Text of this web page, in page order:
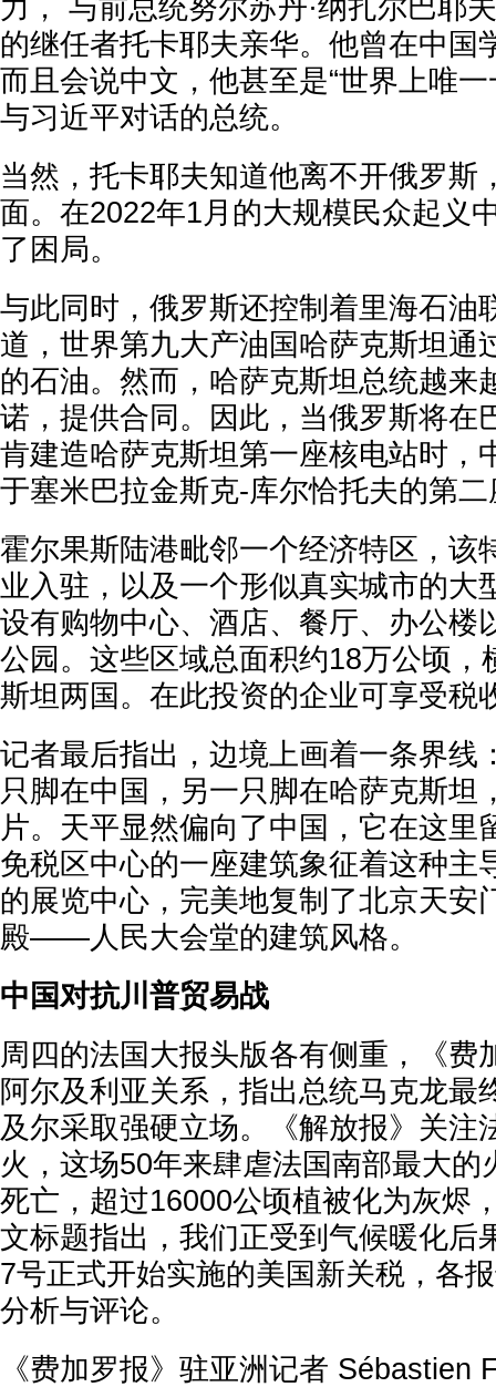
力， 与前总统努尔苏丹·纳扎尔巴耶
的继任者托卡耶夫亲华。他曾在中国
而且会说中文，他甚至是“世界上唯
与习近平对话的总统。
当然，托卡耶夫知道他离不开俄罗斯
面。在2022年1月的大规模民众起义
了困局。
与此同时，俄罗斯还控制着里海石油
道，世界第九大产油国哈萨克斯坦通
的石油。然而，哈萨克斯坦总统越来
诺，提供合同。因此，当俄罗斯将在
肯建造哈萨克斯坦第一座核电站时，
于塞米巴拉金斯克-库尔恰托夫的第
霍尔果斯陆港毗邻一个经济特区，该
业入驻，以及一个形似真实城市的大
设有购物中心、酒店、餐厅、办公楼
公园。这些区域总面积约18万公顷，
斯坦两国。在此投资的企业可享受税
记者最后指出，边境上画着一条界线
只脚在中国，另一只脚在哈萨克斯坦
片。天平显然偏向了中国，它在这里
免税区中心的一座建筑象征着这种主
的展览中心，完美地复制了北京天安
殿——人民大会堂的建筑风格。
中国对抗川普贸易战
周四的法国大报头版各有侧重，《费
阿尔及利亚关系，指出总统马克龙最
及尔采取强硬立场。《解放报》关注
火，这场50年来肆虐法国南部最大的
死亡，超过16000公顷植被化为灰烬
文标题指出，我们正受到气候暖化后
7号正式开始实施的美国新关税，各
分析与评论。
《费加罗报》驻亚洲记者 Sébastien